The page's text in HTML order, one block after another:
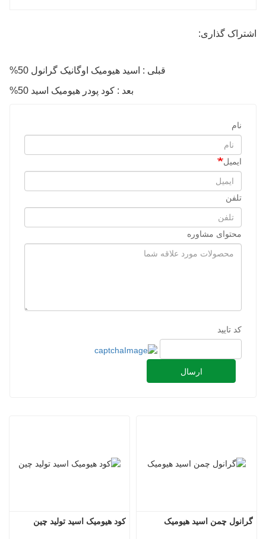
اشتراک گذاری:
قبلی : اسید هیومیک اوگانیک گرانول 50%
بعد : کود پودر هیومیک اسید 50%
نام
ایمیل
تلفن
محتوای مشاوره
کد تایید
ارسال
کود هیومیک اسید تولید چین گرانول چمن اسید هیومیک